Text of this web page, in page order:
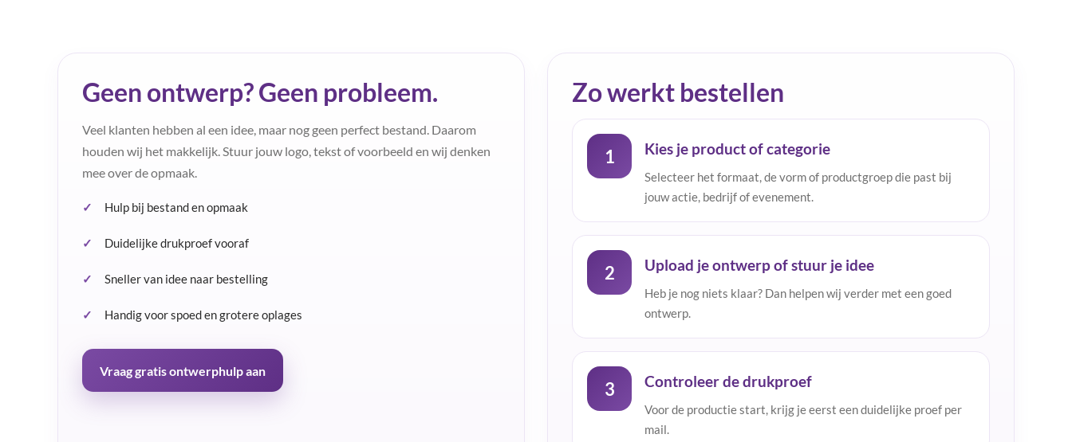
Geen ontwerp? Geen probleem.
Veel klanten hebben al een idee, maar nog geen perfect bestand. Daarom
houden wij het makkelijk. Stuur jouw logo, tekst of voorbeeld en wij denken
mee over de opmaak.
Hulp bij bestand en opmaak
Duidelijke drukproef vooraf
Sneller van idee naar bestelling
Handig voor spoed en grotere oplages
Vraag gratis ontwerphulp aan
Zo werkt bestellen
1 Kies je product of categorie
Selecteer het formaat, de vorm of productgroep die past bij
jouw actie, bedrijf of evenement.
2 Upload je ontwerp of stuur je idee
Heb je nog niets klaar? Dan helpen wij verder met een goed
ontwerp.
3 Controleer de drukproef
Voor de productie start, krijg je eerst een duidelijke proef per
mail.